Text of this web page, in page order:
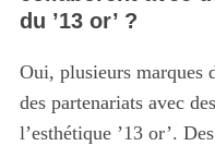
du ’13 or’ ?
Oui, plusieurs marques
des partenariats avec
l’esthétique ’13 or’.